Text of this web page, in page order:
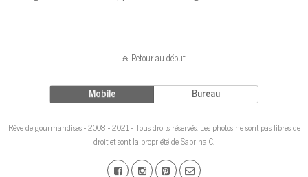
Retour au début
Mobile Bureau
Rêve de gourmandises - 2008 - 2021 - Tous droits réservés. Les photos ne sont pas libres de
droit et sont la propriété de Sabrina C.